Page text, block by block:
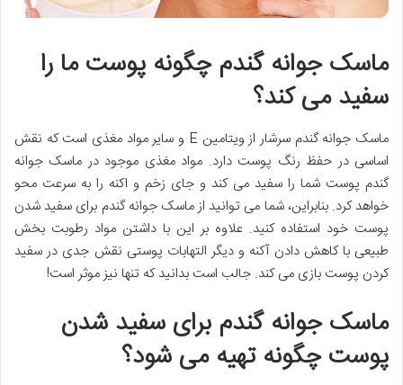
ماسک جوانه گندم چگونه پوست ما را
سفید می کند؟
ماسک جوانه گندم سرشار از ویتامین E و سایر مواد مغذی است که نقش
اساسی در حفظ رنگ پوست دارد. مواد مغذی موجود در ماسک جوانه
گندم پوست شما را سفید می کند و جای زخم و اکنه را به سرعت محو
خواهد کرد. بنابراین، شما می توانید از ماسک جوانه گندم برای سفید شدن
پوست خود استفاده کنید. علاوه بر این با داشتن مواد رطوبت بخش
طبیعی با کاهش دادن آکنه و دیگر التهابات پوستی نقش جدی در سفید
کردن پوست بازی می کند. جالب است بدانید که تنها نیز موثر است!
ماسک جوانه گندم برای سفید شدن
پوست چگونه تهیه می شود؟